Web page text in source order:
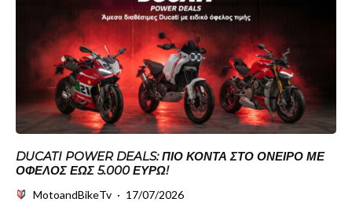
DUCATI POWER DEALS: ΠΙΟ ΚΟΝΤΆ ΣΤΟ ΌΝΕΙΡΟ ΜΕ
ΌΦΕΛΟΣ ΈΩΣ 5.000 ΕΥΡΏ!
MotoandBikeTv · 17/07/2026